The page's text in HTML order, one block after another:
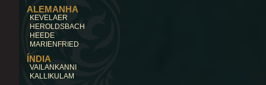
ALEMANHA
KEVELAER
HEROLDSBACH
HEEDE
MARIENFRIED
ÍNDIA
VAILANKANNI
KALLIKULAM